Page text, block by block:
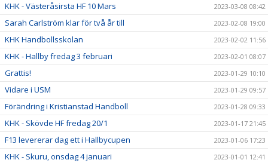
KHK - Västeråsirsta HF 10 Mars 2023-03-08 08:42
Sarah Carlström klar för två år till 2023-02-08 19:00
KHK Handbollsskolan 2023-02-02 11:56
KHK - Hallby fredag 3 februari 2023-02-01 08:07
Grattis! 2023-01-29 10:10
Vidare i USM 2023-01-29 09:57
Förändring i Kristianstad Handboll 2023-01-28 09:33
KHK - Skövde HF fredag 20/1 2023-01-17 21:45
F13 levererar dag ett i Hallbycupen 2023-01-06 17:23
KHK - Skuru, onsdag 4 januari 2023-01-01 12:41